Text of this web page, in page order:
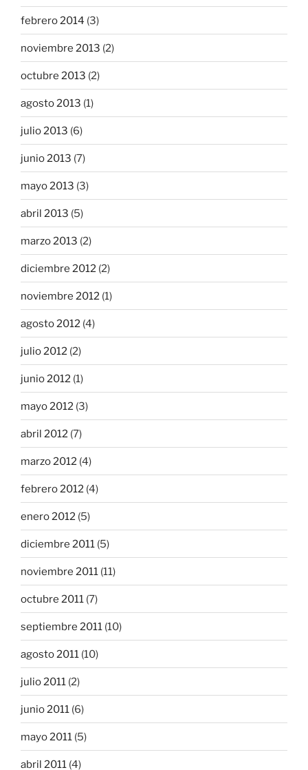
febrero 2014 (3)
noviembre 2013 (2)
octubre 2013 (2)
agosto 2013 (1)
julio 2013 (6)
junio 2013 (7)
mayo 2013 (3)
abril 2013 (5)
marzo 2013 (2)
diciembre 2012 (2)
noviembre 2012 (1)
agosto 2012 (4)
julio 2012 (2)
junio 2012 (1)
mayo 2012 (3)
abril 2012 (7)
marzo 2012 (4)
febrero 2012 (4)
enero 2012 (5)
diciembre 2011 (5)
noviembre 2011 (11)
octubre 2011 (7)
septiembre 2011 (10)
agosto 2011 (10)
julio 2011 (2)
junio 2011 (6)
mayo 2011 (5)
abril 2011 (4)